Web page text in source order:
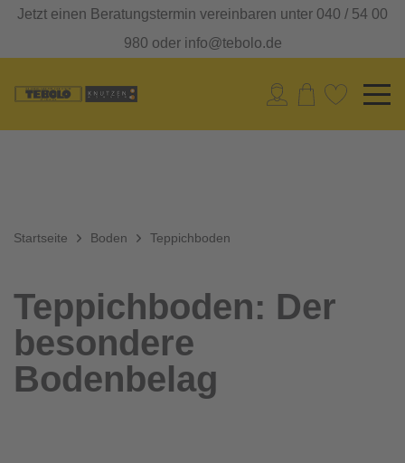
Jetzt einen Beratungstermin vereinbaren unter 040 / 54 00
980 oder info@tebolo.de
Startseite Boden Teppichboden
Teppichboden: Der
besondere
Bodenbelag